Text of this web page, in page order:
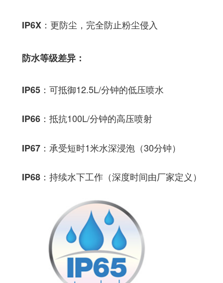
IP6X ：更防尘，完全防止粉尘侵入
防水等级差异 ：
IP65 ：可抵御12.5L/分钟的低压喷水
IP66 ：抵抗100L/分钟的高压喷射
IP67 ：承受短时1米水深浸泡（30分钟）
IP68 ：持续水下工作（深度时间由厂家定义）